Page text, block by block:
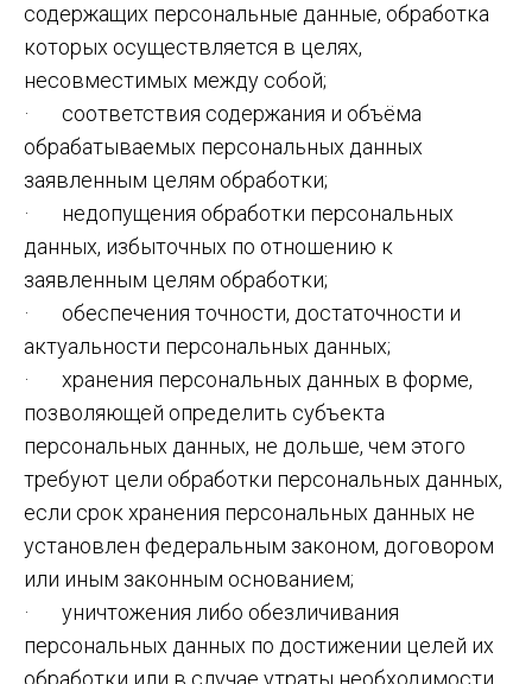
содержащих персональные данные, обработка
которых осуществляется в целях,
несовместимых между собой;
· соответствия содержания и объёма
обрабатываемых персональных данных
заявленным целям обработки;
· недопущения обработки персональных
данных, избыточных по отношению к
заявленным целям обработки;
· обеспечения точности, достаточности и
актуальности персональных данных;
· хранения персональных данных в форме,
позволяющей определить субъекта
персональных данных, не дольше, чем этого
требуют цели обработки персональных данных,
если срок хранения персональных данных не
установлен федеральным законом, договором
или иным законным основанием;
· уничтожения либо обезличивания
персональных данных по достижении целей их
обработки или в случае утраты необходимости